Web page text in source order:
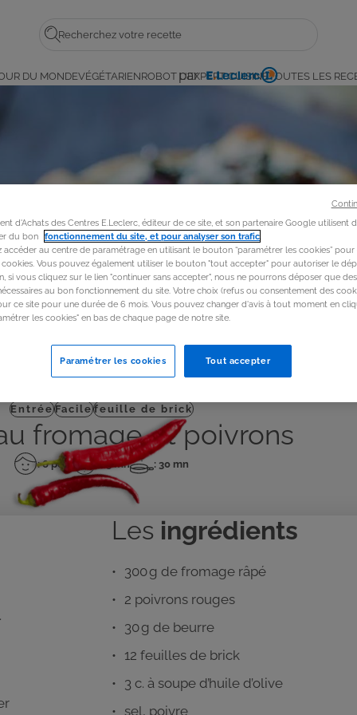
Rechercher
par
E.
DU MONDEVÉGÉTARIENROBOT L'EXPERT CUISINETOUTES LES
EntréeFacilefeuille de brick
fromage et poivrons
Nombre
personnes
: 6 pers
Temps
de
: 15 mn
Temps
de
cuisson
: 30 mn
Les ingrédients
300 g de fromage râpé
2 poivrons rouges
30 g de beurre
12 feuilles de brick
3 c. à soupe d’huile d’olive
sel, poivre
d'Achats des Centres E.Leclerc, éditeur de ce site, et son partenaire Google utilisent
du bon fonctionnement du site, et pour analyser son trafic.
accéder au centre de paramétrage en utilisant le bouton “paramétrer les cookies”
cookies. Vous pouvez également utiliser le bouton "tout accepter" pour autoriser le
si vous cliquez sur le lien "continuer sans accepter", nous ne pourrons déposer que
au bon fonctionnement du site. Votre choix (refus ou consentement des
ce site pour une durée de 6 mois. Vous pouvez changer d'avis à tout moment en
les cookies" en bas de chaque page de notre site.
Tout accepter
Paramétrer les cookies